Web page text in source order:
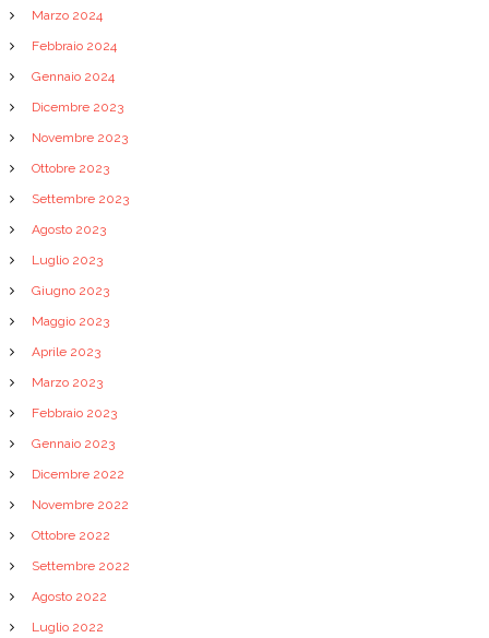
Marzo 2024
Febbraio 2024
Gennaio 2024
Dicembre 2023
Novembre 2023
Ottobre 2023
Settembre 2023
Agosto 2023
Luglio 2023
Giugno 2023
Maggio 2023
Aprile 2023
Marzo 2023
Febbraio 2023
Gennaio 2023
Dicembre 2022
Novembre 2022
Ottobre 2022
Settembre 2022
Agosto 2022
Luglio 2022